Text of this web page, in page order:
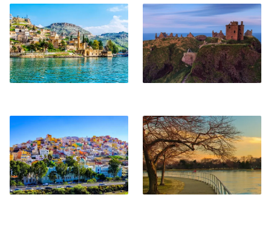
Gaziantep Aberdeen
Las Palmas de Gran
Canaria
Washington DC